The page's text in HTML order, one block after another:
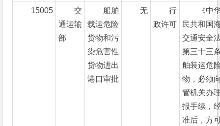
15005
交
通运输
部
船舶
载运危险
货物和污
染危害性
货物进出
港口审批
无
行
政许可
《中
民共和国
交通安全
第三十三
舶装运危
物，必须
管机关办
报手续，
准后，方